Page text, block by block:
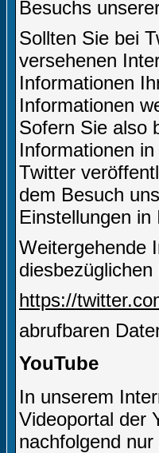
Besuchs
Sollten Sie bei
versehenen
Informationen
Informationen
Sofern Sie also
Informationen
Twitter
dem Besuch
Einstellungen
Weitergehende
https://
abrufbaren
YouTube
In unserem
Videoportal der
nachfolgend nur